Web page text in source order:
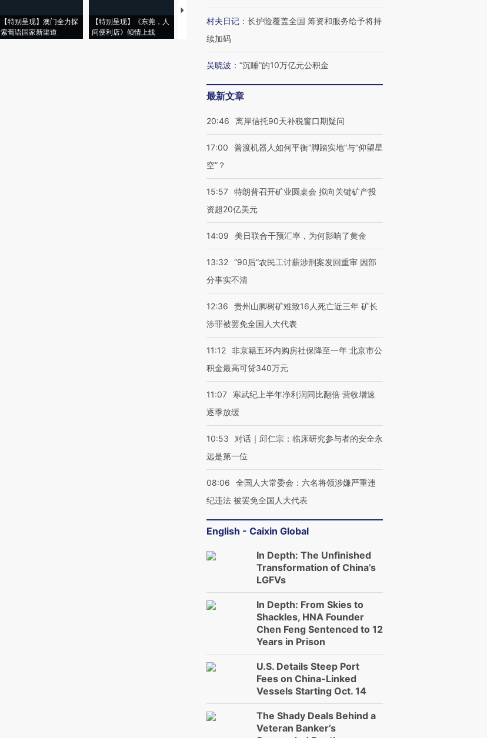
【特别呈现】澳门全力探
索葡语国家新渠道
【特别呈现】《东莞，人
间便利店》倾情上线
【推广】走进第四届链博
会，让数智科技“链”接产
【特别呈现】寻找100种
【商旅对话】华住集团
CFO：不靠规模取胜，华
村夫日记 ： 长护险覆盖全国 筹资和服务给予将持
续加码
吴晓波 ： “沉睡”的10万亿元公积金
最新文章
20:46 离岸信托90天补税窗口期疑问
17:00
普渡机器人如何平衡“脚踏实地”与“仰望星
空”？
15:57 特朗普召开矿业圆桌会 拟向关键矿产投
资超20亿美元
14:09 美日联合干预汇率，为何影响了黄金
13:32 “90后”农民工讨薪涉刑案发回重审 因部
分事实不清
12:36
贵州山脚树矿难致16人死亡近三年 矿长
涉罪被罢免全国人大代表
11:12 非京籍五环内购房社保降至一年 北京市公
积金最高可贷340万元
11:07
寒武纪上半年净利润同比翻倍 营收增速
逐季放缓
10:53
对话｜邱仁宗：临床研究参与者的安全永
远是第一位
08:06
全国人大常委会：六名将领涉嫌严重违
纪违法 被罢免全国人大代表
English - Caixin Global
In Depth: The Unfinished
Transformation of China’s
LGFVs
In Depth: From Skies to
Shackles, HNA Founder
Chen Feng Sentenced to 12
Years in Prison
U.S. Details Steep Port
Fees on China-Linked
Vessels Starting Oct. 14
The Shady Deals Behind a
Veteran Banker’s